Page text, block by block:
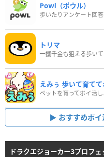
Powl（ポウル）
トリマ
一攫千金も狙える歩い
えみぅ 歩いて育て
おすすめポ
ドラクエジョーカー3プロフ